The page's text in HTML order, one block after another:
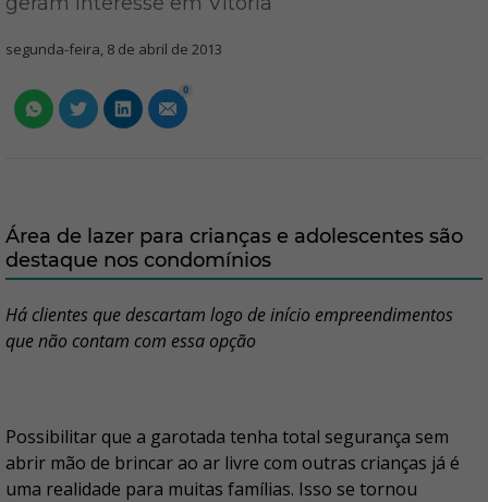
segunda-feira, 8 de abril de 2013
0
Área de lazer para crianças e adolescentes são
destaque nos condomínios
Há clientes que descartam logo de início empreendimentos
que não contam com essa opção
Possibilitar que a garotada tenha total segurança sem
abrir mão de brincar ao ar livre com outras crianças já é
uma realidade para muitas famílias. Isso se tornou